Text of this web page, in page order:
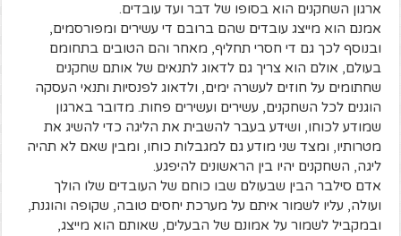
ארגון השחקנים הוא בסופו של דבר ועד עובדים.
אמנם הוא מייצג עובדים שהם ברובם די עשירים ומפורסמים,
ובנוסף לכך גם די חסרי תחליף, מאחר והם הטובים בתחומם
בעולם, אולם הוא צריך גם לדאוג לתנאים של אותם שחקנים
שחתומים על חוזים לעשרה ימים, ולדאוג לפנסיות ותנאי העסקה
הוגנים לכל השחקנים, עשירים ועשירים פחות. מדובר בארגון
שמודע לכוחו, ושידע בעבר להשבית את הליגה כדי להשיג את
מטרותיו, ומצד שני מודע גם למגבלות כוחו, ומבין שאם לא תהיה
ליגה, השחקנים יהיו בין הראשונים להיפגע.
אדם סילבר הבין שבעולם שבו כוחם של העובדים שלו הולך
ועולה, עליו לשמור איתם על מערכת יחסים טובה, שקופה והוגנת,
ובמקביל לשמור על אמונם של הבעלים, שאותם הוא מייצג,